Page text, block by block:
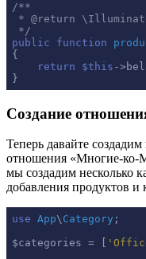
/**
* @return
*/
public
function
{
return
$this -
}
Создание
Теперь давайте
отношения «Многие-
мы создадим несколько
добавления продуктов и
use App\ Category ;
$categories = [